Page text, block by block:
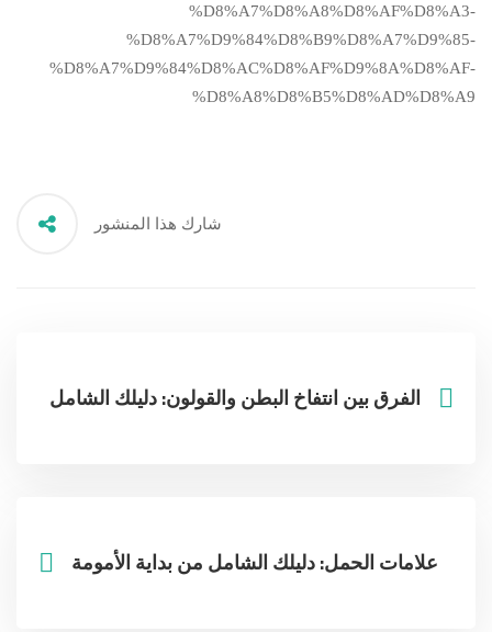
%D8%A7%D8%A8%D8%AF%D8%A3-
%D8%A7%D9%84%D8%B9%D8%A7%D9%85-
%D8%A7%D9%84%D8%AC%D8%AF%D9%8A%D8%AF-
%D8%A8%D8%B5%D8%AD%D8%A9
شارك هذا المنشور
الفرق بين انتفاخ البطن والقولون: دليلك الشامل
علامات الحمل: دليلك الشامل من بداية الأمومة